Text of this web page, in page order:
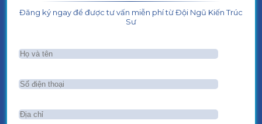
Đăng ký ngay để được tư vấn miễn phí từ Đội Ngũ Kiến Trúc
Sư